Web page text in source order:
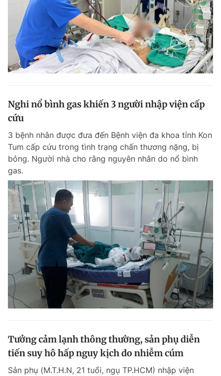
Nghi nổ bình gas khiến 3 người nhập viện cấp
cứu
3 bệnh nhân được đưa đến Bệnh viện đa khoa tỉnh Kon
Tum cấp cứu trong tình trạng chấn thương nặng, bị
bỏng. Người nhà cho rằng nguyên nhân do nổ bình
gas.
Tưởng cảm lạnh thông thường, sản phụ diễn
tiến suy hô hấp nguy kịch do nhiễm cúm
Sản phụ (M.T.H.N, 21 tuổi, ngụ TP.HCM) nhập viện